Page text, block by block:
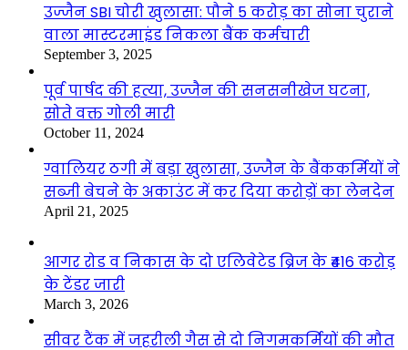
उज्जैन SBI चोरी खुलासा: पौने 5 करोड़ का सोना चुराने
वाला मास्टरमाइंड निकला बैंक कर्मचारी
September 3, 2025
पूर्व पार्षद की हत्या, उज्जैन की सनसनीखेज घटना,
सोते वक्त गोली मारी
October 11, 2024
ग्वालियर ठगी में बड़ा खुलासा, उज्जैन के बैंककर्मियों ने
सब्जी बेचने के अकाउंट में कर दिया करोड़ों का लेनदेन
April 21, 2025
आगर रोड व निकास के दो एलिवेटेड ब्रिज के ₹416 करोड़
के टेंडर जारी
March 3, 2026
सीवर टैंक में जहरीली गैस से दो निगमकर्मियों की मौत